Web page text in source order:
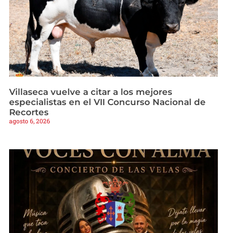
Villaseca vuelve a citar a los mejores
especialistas en el VII Concurso Nacional de
Recortes
agosto 6, 2026